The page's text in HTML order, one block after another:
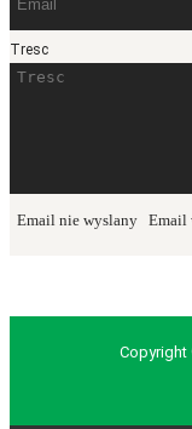
Tresc
Email nie wyslany Email
Copyright